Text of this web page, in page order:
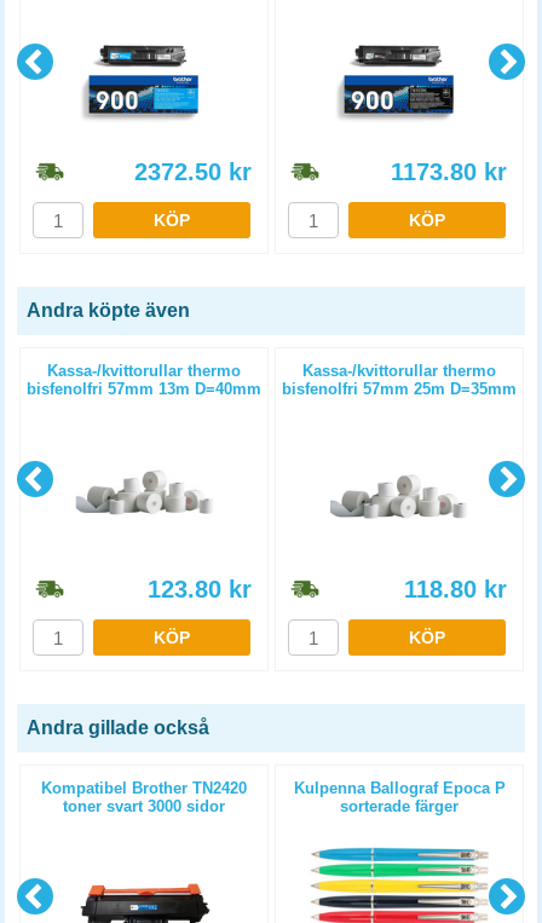
2372.50 kr
KÖP
1173.80 kr
KÖP
Andra köpte även
Kassa-/kvittorullar thermo
bisfenolfri 57mm 13m D=40mm
123.80 kr
KÖP
Kassa-/kvittorullar thermo
bisfenolfri 57mm 25m D=35mm
118.80 kr
KÖP
Andra gillade också
Kompatibel Brother TN2420
toner svart 3000 sidor
Kulpenna Ballograf Epoca P
sorterade färger